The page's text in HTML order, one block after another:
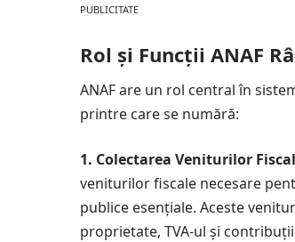
PUBLICITATE
Rol și Funcții ANAF
ANAF are un rol central în
printre care se numără:
1. Colectarea Veniturilor
veniturilor fiscale necesare
publice esențiale. Aceste
proprietate, TVA-ul și